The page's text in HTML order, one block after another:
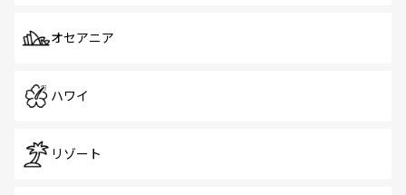
オセアニア
ハワイ
リゾート